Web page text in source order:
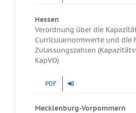
Hessen
Verordnung über die
Curricularnormwerte und die
Zulassungszahlen
KapVO)
PDF
Mecklenburg-Vorpommern